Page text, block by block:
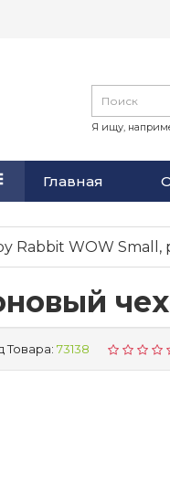
Я ищу,
Главная
Rabbit WOW Small,
Товара: 73138